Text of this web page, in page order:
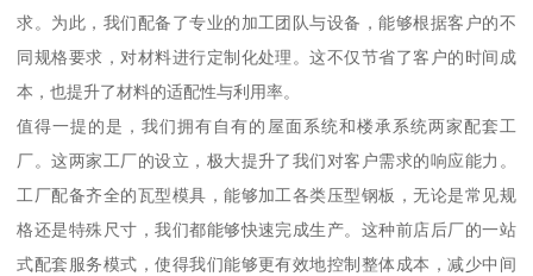
求。为此，我们配备了专业的加工团队与设备，能够根据客户的不
同规格要求，对材料进行定制化处理。这不仅节省了客户的时间成
本，也提升了材料的适配性与利用率。
值得一提的是，我们拥有自有的屋面系统和楼承系统两家配套工
厂。这两家工厂的设立，极大提升了我们对客户需求的响应能力。
工厂配备齐全的瓦型模具，能够加工各类压型钢板，无论是常见规
格还是特殊尺寸，我们都能够快速完成生产。这种前店后厂的一站
式配套服务模式，使得我们能够更有效地控制整体成本，减少中间